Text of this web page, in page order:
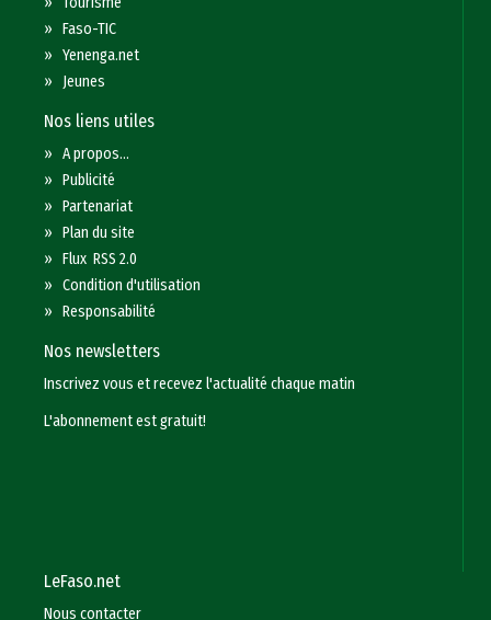
»Faso-TIC
»Yenenga.net
» Jeunes
Nos liens utiles
»A propos...
»Publicité
»Partenariat
»Plan du site
»Flux RSS 2.0
»Condition d'utilisation
»Responsabilité
Nos newsletters
Inscrivez vous et recevez l'actualité chaque matin
L'abonnement est gratuit!
LeFaso.net
Nous contacter